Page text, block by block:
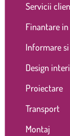
Servicii
Finantare
Informare
Design
Proiectare
Transport
Montaj